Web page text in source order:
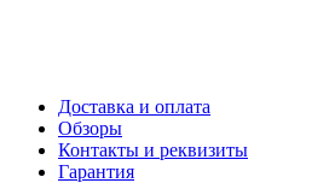
Доставка и оплата
Обзоры
Контакты и реквизиты
Гарантия